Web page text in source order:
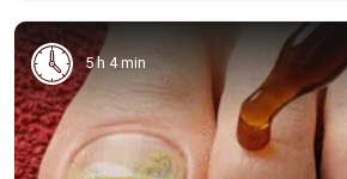
5 h 4 min